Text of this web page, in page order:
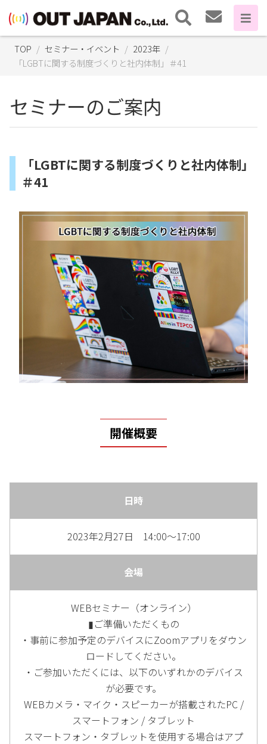
TOP セミナー・イベント
2023年
「LGBTに関する制度づくりと社内体制」＃41
セミナーのご案内
「LGBTに関する制度づくりと社内体制」
＃41
開催概要
日時
2023年2月27日 14:00～17:00
会場
WEBセミナー（オンライン）
▮ご準備いただくもの
・事前に参加予定のデバイスにZoomアプリをダウン
ロードしてください。
・ご参加いただくには、以下のいずれかのデバイス
が必要です。
WEBカメラ・マイク・スピーカーが搭載されたPC /
スマートフォン / タブレット
スマートフォン・タブレットを使用する場合はアプ